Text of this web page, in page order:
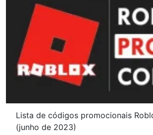
Lista de códigos promocionais
(junho de 2023)